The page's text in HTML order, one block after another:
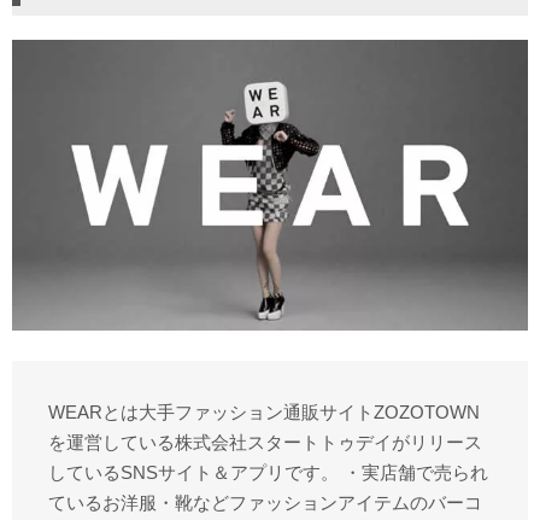
WEARとは大手ファッション通販サイトZOZOTOWN
を運営している株式会社スタートトゥデイがリリース
しているSNSサイト＆アプリです。 ・実店舗で売られ
ているお洋服・靴などファッションアイテムのバーコ